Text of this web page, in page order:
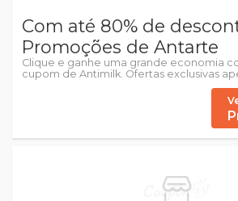
Com até 80% de
Promoções de Antarte
Clique e ganhe uma grande economia
cupom de Antimilk. Ofertas exclusivas